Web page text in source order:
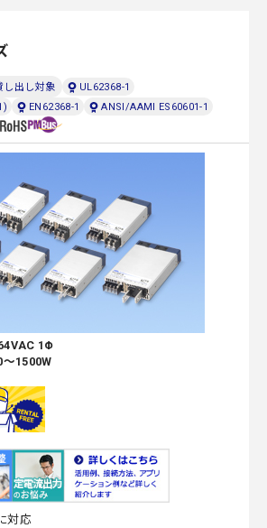
し出し対象
UL62368-1
EN62368-1
ANSI/AAMI ES60601-1
1Φ
1500W
対応